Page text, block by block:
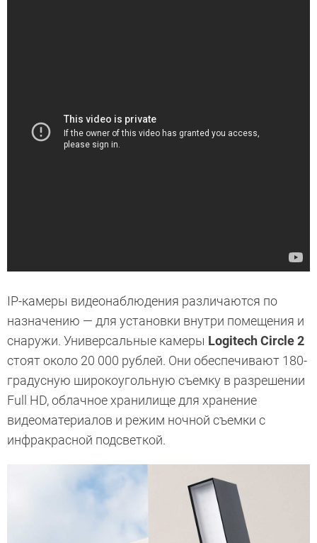
IP-камеры видеонаблюдения различаются по
назначению — для установки внутри помещения и
снаружи. Универсальные камеры Logitech Circle 2
стоят около 20 000 рублей. Они обеспечивают 180-
градусную широкоугольную съемку в разрешении
Full HD, облачное хранилище для хранение
видеоматериалов и режим ночной съемки с
инфракрасной подсветкой.